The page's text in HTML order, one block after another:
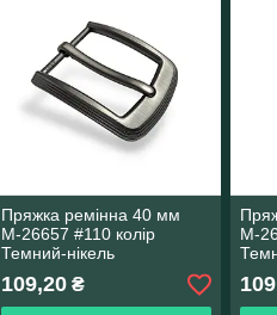
Пряжка ремінна 40 мм
М-26657 #110 колір
Темний-нікель
109,20₴
М-